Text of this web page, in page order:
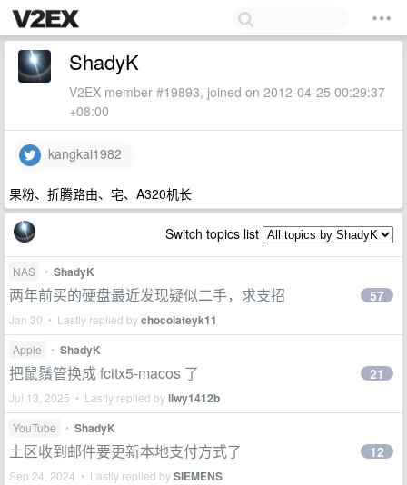
ShadyK
V2EX member #19893, joined on 2012-04-25 00:29:37
+08:00
kangkai1982
果粉、折腾路由、宅、A320机长
Switch topics list
NAS • ShadyK
两年前买的硬盘最近发现疑似二手，求支招
Jan 30 • Lastly replied bychocolateyk11
57
Apple • ShadyK
把鼠鬚管换成 fcitx5-macos 了
Jul 13, 2025 • Lastly replied byllwy1412b
21
YouTube • ShadyK
土区收到邮件要更新本地支付方式了
Sep 24, 2024 • Lastly replied bySIEMENS
12